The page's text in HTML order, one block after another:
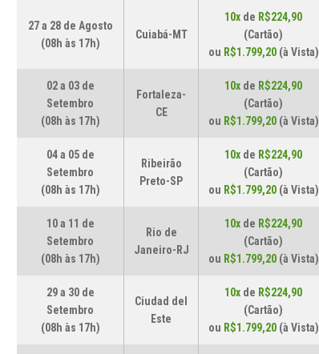
27 a 28 de Agosto
(08h às 17h)
Cuiabá-MT
10x de R$224,90
(Cartão)
ou R$1.799,20(à Vista)
02 a 03 de
Setembro
(08h às 17h)
Fortaleza-
CE
10x de R$224,90
(Cartão)
ou R$1.799,20(à Vista)
04 a 05 de
Setembro
(08h às 17h)
Ribeirão
Preto-SP
10x de R$224,90
(Cartão)
ou R$1.799,20(à Vista)
10 a 11 de
Setembro
(08h às 17h)
Rio de
Janeiro-RJ
10x de R$224,90
(Cartão)
ou R$1.799,20(à Vista)
29 a 30 de
Setembro
(08h às 17h)
Ciudad del
Este
10x de R$224,90
(Cartão)
ou R$1.799,20(à Vista)